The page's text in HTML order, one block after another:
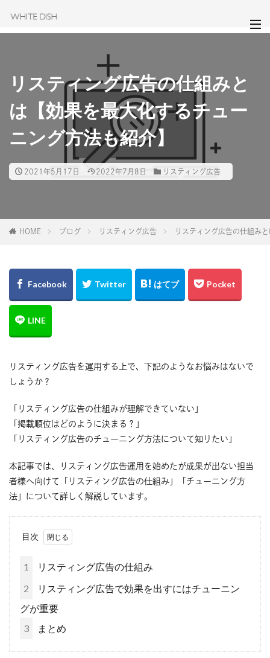
リスティング広告の仕組みと
は【効果を最大化するチュー
ニング方法も紹介】
2021年5月17日 2022年7月8日 リスティング広告
HOME ブログ リスティング広告 リスティング広告の仕組み
リスティング広告を運用する上で、下記のようなお悩みはないで
しょうか？
「リスティング広告の仕組みが理解できていない」
「掲載順位はどのように決まる？」
「リスティング広告のチューニング方法について知りたい」
本記事では、リスティング広告運用を始めたが成果が出ない担当
者様へ向けて「リスティング広告の仕組み」「チューニング方
法」について詳しく解説しています。
目次
1
リスティング広告の仕組み
2
リスティング広告で効果を出すにはチューニン
グが重要
3
まとめ